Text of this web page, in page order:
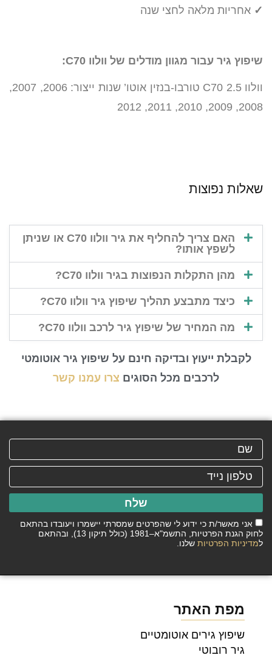
✓ אחריות מלאה לחצי שנה
שיפוץ גיר עבור מגוון מודלים של וולוו C70:
וולוו C70 2.5 טורבו-בנזין אוטו’ שנות ייצור: 2006, 2007,
2008, 2009, 2010, 2011, 2012
שאלות נפוצות
האם צריך להחליף את גיר וולוו C70 או שניתן
לשפץ אותו?
מהן התקלות הנפוצות בגיר וולוו C70?
כיצד מתבצע תהליך שיפוץ גיר וולוו C70?
מה המחיר של שיפוץ גיר לרכב וולוו C70?
לקבלת ייעוץ ובדיקה חינם על שיפוץ גיר אוטומטי
לרכבים מכל הסוגים צרו עמנו קשר
אני מאשר/ת כי ידוע לי שהפרטים שמסרתי יישמרו ויעובדו בהתאם
לחוק הגנת הפרטיות, התשמ"א–1981 (כולל תיקון 13), ובהתאם
למדיניות הפרטיות שלנו.
שלח
מפת האתר
שיפוץ גירים אוטומטיים
גיר רובוטי